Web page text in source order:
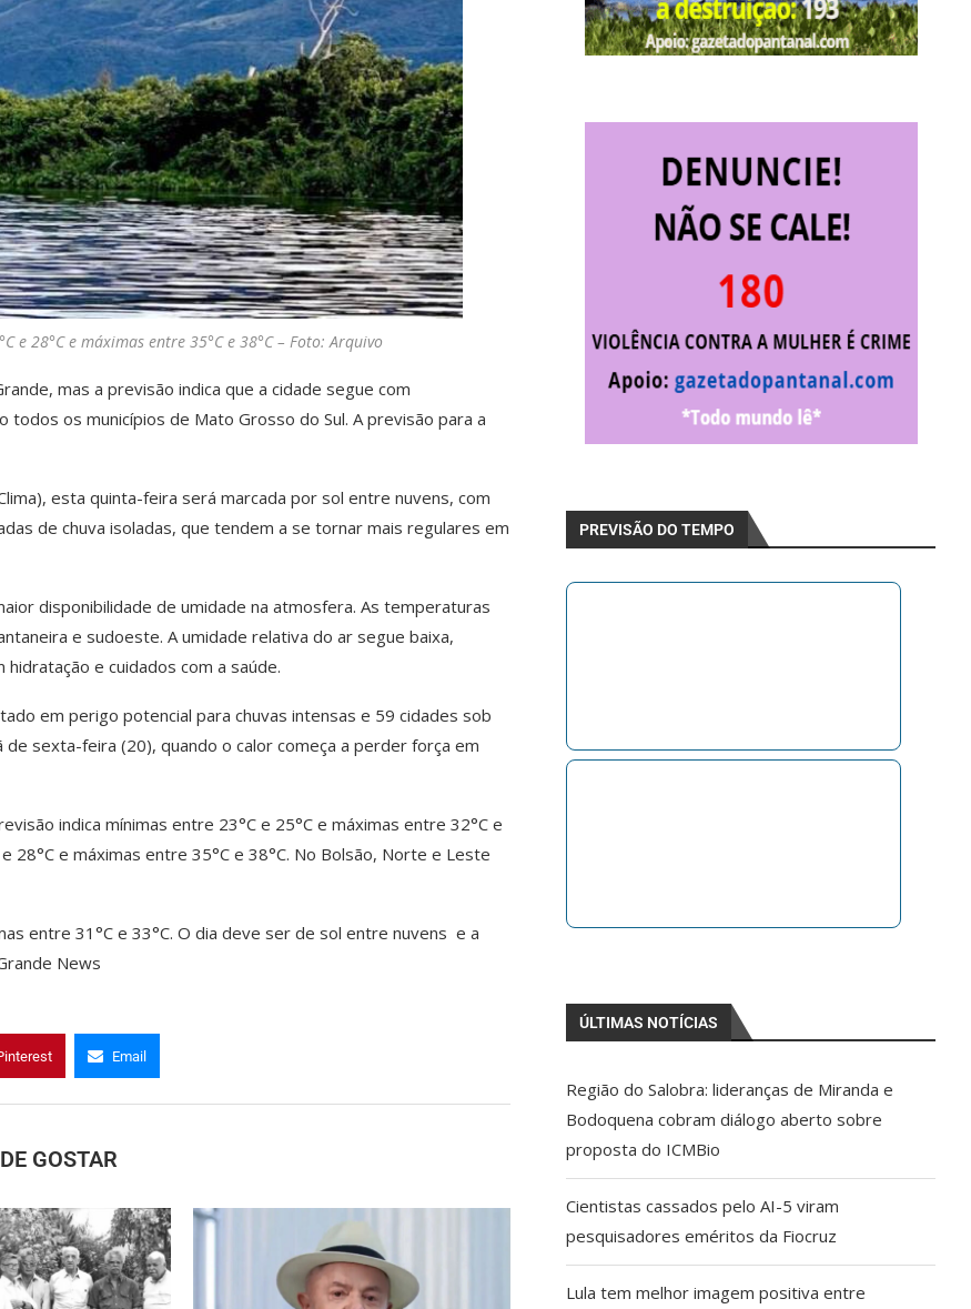
e 28°C e máximas entre 35°C e 38°C – Foto: Arquivo
mas a previsão indica que a cidade segue com
os municípios de Mato Grosso do Sul. A previsão para a
esta quinta-feira será marcada por sol entre nuvens, com
de chuva isoladas, que tendem a se tornar mais regulares em
disponibilidade de umidade na atmosfera. As temperaturas
e sudoeste. A umidade relativa do ar segue baixa,
e cuidados com a saúde.
em perigo potencial para chuvas intensas e 59 cidades sob
sexta-feira (20), quando o calor começa a perder força em
indica mínimas entre 23°C e 25°C e máximas entre 32°C e
28°C e máximas entre 35°C e 38°C. No Bolsão, Norte e Leste
entre 31°C e 33°C. O dia deve ser de sol entre nuvens e a
News
Email
GOSTAR
PREVISÃO DO TEMPO
ÚLTIMAS NOTÍCIAS
Região do Salobra: lideranças de Miranda e
Bodoquena cobram diálogo aberto sobre
proposta do ICMBio
Cientistas cassados pelo AI-5 viram
pesquisadores eméritos da Fiocruz
Lula tem melhor imagem positiva entre